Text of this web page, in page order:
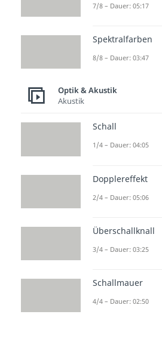
7/8 – Dauer: 05:17
Spektralfarben
8/8 – Dauer: 03:47
Optik & Akustik
Akustik
Schall
1/4 – Dauer: 04:05
Dopplereffekt
2/4 – Dauer: 05:06
Überschallknall
3/4 – Dauer: 03:25
Schallmauer
4/4 – Dauer: 02:50